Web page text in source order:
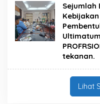
Sejumlah
Kebijakan
tekanan.
Lihat